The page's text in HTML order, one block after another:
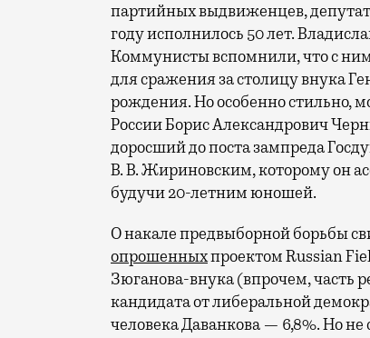
партийных выдвиженцев,
году исполнилось 50 лет.
Коммунисты вспомнили, что с
для сражения за столицу внука
рождения. Но особенно стильно,
России Борис Александрович
доросший до поста зампреда
В. В. Жириновским, которому он
будучи 20-летним юношей.
О накале предвыборной борьбы
опрошенныхпроектом Russian
Зюганова-внука (впрочем, часть
кандидата от либеральной
человека Даванкова — 6,8%. Но